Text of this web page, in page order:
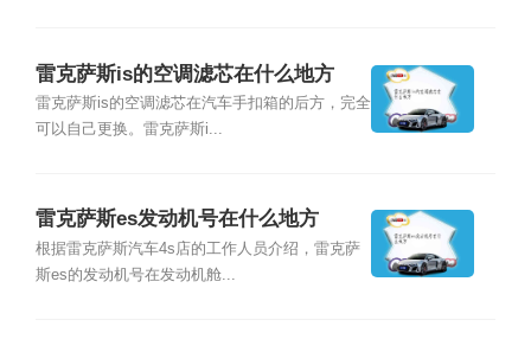
雷克萨斯is的空调滤芯在什么地方
雷克萨斯is的空调滤芯在汽车手扣箱的后方，完全
可以自己更换。雷克萨斯i...
雷克萨斯es发动机号在什么地方
根据雷克萨斯汽车4s店的工作人员介绍，雷克萨
斯es的发动机号在发动机舱...